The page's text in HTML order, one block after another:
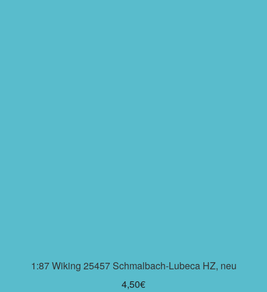
1:87 Wiking 25457 Schmalbach-Lubeca HZ, neu
4,50€